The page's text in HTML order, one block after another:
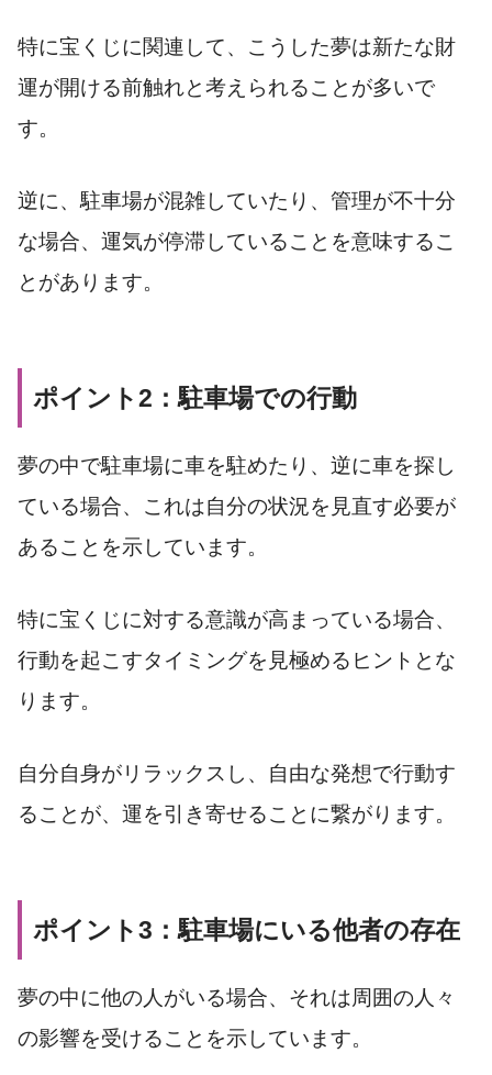
特に宝くじに関連して、こうした夢は新たな財
運が開ける前触れと考えられることが多いで
す。
逆に、駐車場が混雑していたり、管理が不十分
な場合、運気が停滞していることを意味するこ
とがあります。
ポイント2：駐車場での行動
夢の中で駐車場に車を駐めたり、逆に車を探し
ている場合、これは自分の状況を見直す必要が
あることを示しています。
特に宝くじに対する意識が高まっている場合、
行動を起こすタイミングを見極めるヒントとな
ります。
自分自身がリラックスし、自由な発想で行動す
ることが、運を引き寄せることに繋がります。
ポイント3：駐車場にいる他者の存在
夢の中に他の人がいる場合、それは周囲の人々
の影響を受けることを示しています。